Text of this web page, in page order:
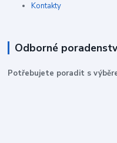
Kontakty
Odborné
Potřebujete poradit s